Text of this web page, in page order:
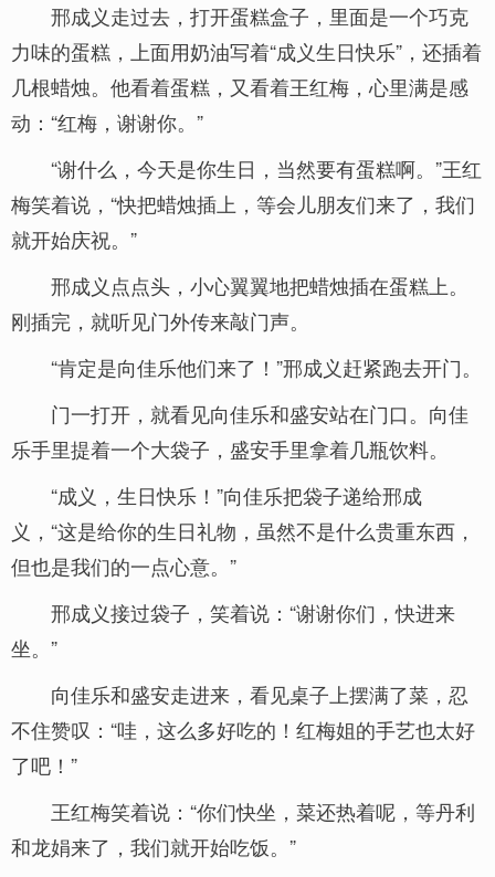
邢成义走过去，打开蛋糕盒子，里面是一个巧克
力味的蛋糕，上面用奶油写着“成义生日快乐”，还插着
几根蜡烛。他看着蛋糕，又看着王红梅，心里满是感
动：“红梅，谢谢你。”
“谢什么，今天是你生日，当然要有蛋糕啊。”王红
梅笑着说，“快把蜡烛插上，等会儿朋友们来了，我们
就开始庆祝。”
邢成义点点头，小心翼翼地把蜡烛插在蛋糕上。
刚插完，就听见门外传来敲门声。
“肯定是向佳乐他们来了！”邢成义赶紧跑去开门。
门一打开，就看见向佳乐和盛安站在门口。向佳
乐手里提着一个大袋子，盛安手里拿着几瓶饮料。
“成义，生日快乐！”向佳乐把袋子递给邢成
义，“这是给你的生日礼物，虽然不是什么贵重东西，
但也是我们的一点心意。”
邢成义接过袋子，笑着说：“谢谢你们，快进来
坐。”
向佳乐和盛安走进来，看见桌子上摆满了菜，忍
不住赞叹：“哇，这么多好吃的！红梅姐的手艺也太好
了吧！”
王红梅笑着说：“你们快坐，菜还热着呢，等丹利
和龙娟来了，我们就开始吃饭。”